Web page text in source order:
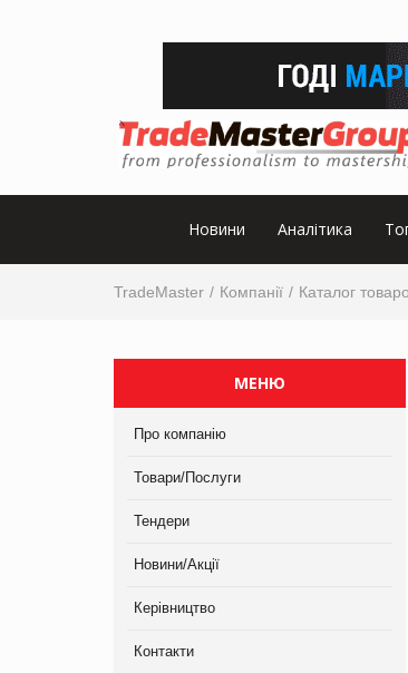
Новини Аналітика
TradeMaster Компанії Каталог
МЕНЮ
Про компанію
Товари/Послуги
Тендери
Новини/Акції
Керівництво
Контакти